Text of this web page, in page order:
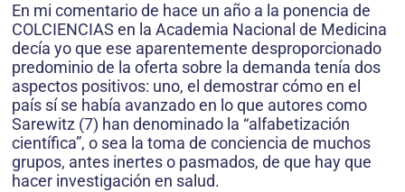
En mi comentario de hace un año a la ponencia de
COLCIENCIAS en la Academia Nacional de Medicina
decía yo que ese aparentemente desproporcionado
predominio de la oferta sobre la demanda tenía dos
aspectos positivos: uno, el demostrar cómo en el
país sí se había avanzado en lo que autores como
Sarewitz (7) han denominado la “alfabetización
científica”, o sea la toma de conciencia de muchos
grupos, antes inertes o pasmados, de que hay que
hacer investigación en salud.